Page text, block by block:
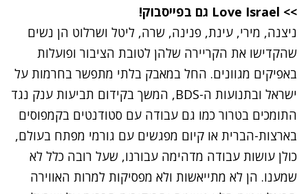
>> Love Israel גם בפייסבוק!
ניצנה, מירי, עינת, פנינה, שרה, ליטל ושרלוט הן נשים
שהקדישו את הקריירה שלהן לטובת הציבור ופועלות
באפיקים מגוונים. החל במאבק בלתי מתפשר בחרמות על
ישראל ובתנועות ה-BDS, המשך בקידום תביעות ענק נגד
התומכים בטרור כמו גם עבודה עם סטודנטים בקמפוסים
בארצות-הברית או קיום מפגשים עם גורמי מפתח בעולם,
כולן עושות עבודה מדהימה עבורנו, שעל רובה כלל לא
שמענו. הן לא מתייאשות ולא מפסיקות למרות האווירה